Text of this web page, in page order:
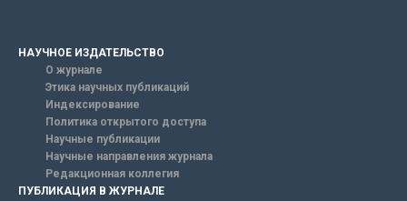
НАУЧНОЕ ИЗДАТЕЛЬСТВО
О журнале
Этика научных публикаций
Индексирование
Политика открытого доступа
Научные публикации
Научные направления журнала
Редакционная коллегия
ПУБЛИКАЦИЯ В ЖУРНАЛЕ